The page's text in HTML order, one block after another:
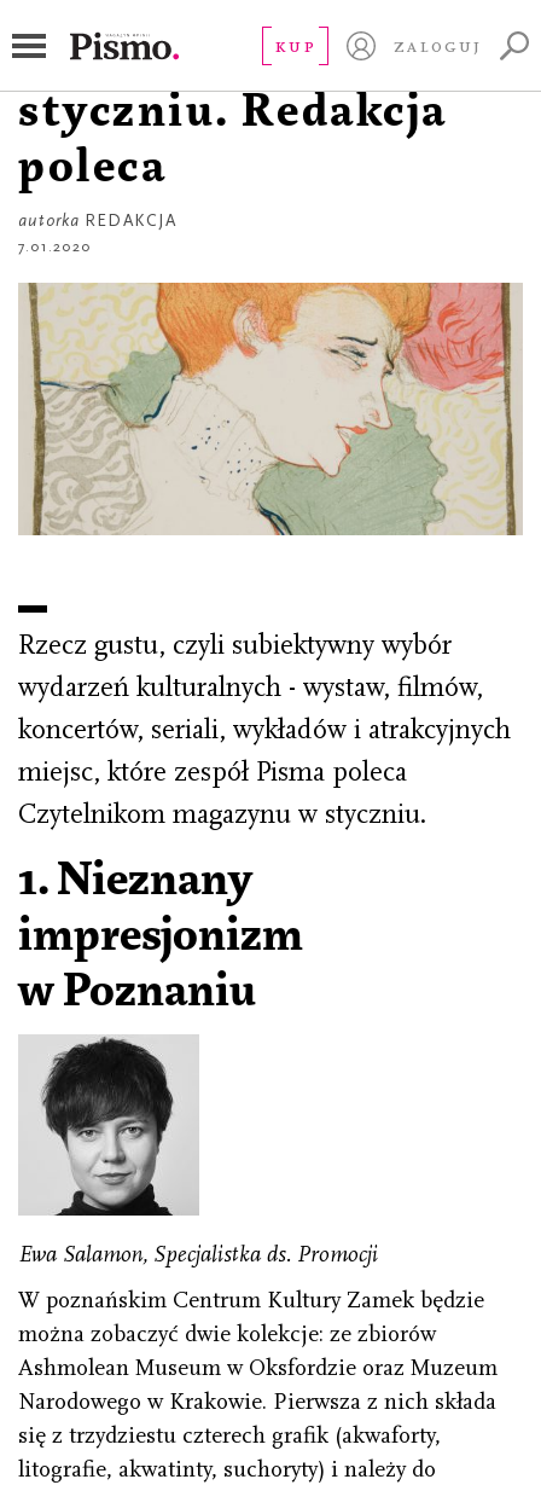
KUP ZALOGUJ
Nie przegap w
styczniu. Redakcja
poleca
autorka REDAKCJA
7.01.2020
Rzecz gustu, czyli subiektywny wybór
wydarzeń kulturalnych - wystaw, filmów,
koncertów, seriali, wykładów i atrakcyjnych
miejsc, które zespół Pisma poleca
Czytelnikom magazynu w styczniu.
1. Nieznany
impresjonizm
w Poznaniu
Ewa Salamon, Specjalistka ds. Promocji
W poznańskim Centrum Kultury Zamek będzie
można zobaczyć dwie kolekcje: ze zbiorów
Ashmolean Museum w Oksfordzie oraz Muzeum
Narodowego w Krakowie. Pierwsza z nich składa
się z trzydziestu czterech grafik (akwaforty,
litografie, akwatinty, suchoryty) i należy do